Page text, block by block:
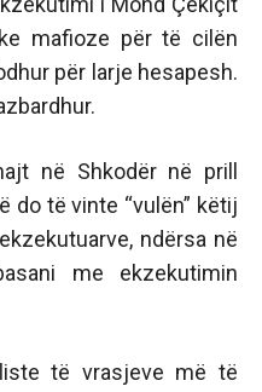
mafioze për të cilën
për larje hesapesh.
në Shkodër në prill
do të vinte “vulën” këtij
ndërsa në
me ekzekutimin
të vrasjeve më të